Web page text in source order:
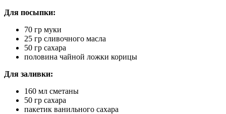
Для посыпки:
70 гр муки
25 гр сливочного масла
50 гр сахара
половина чайной ложки корицы
Для заливки:
160 мл сметаны
50 гр сахара
пакетик ванильного сахара